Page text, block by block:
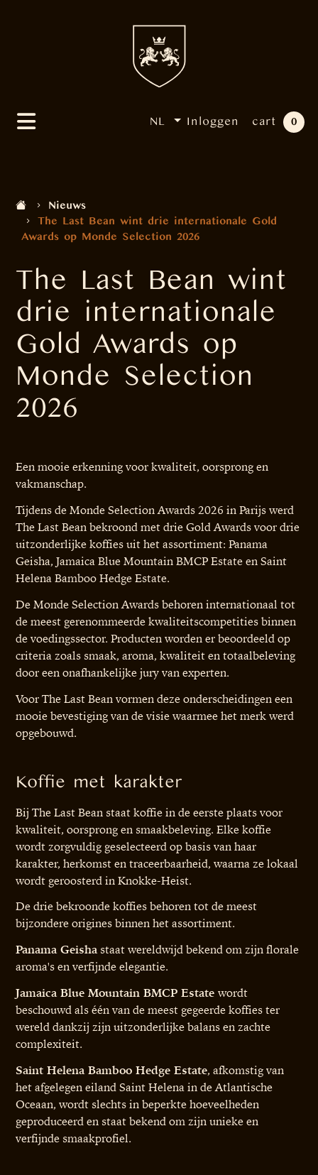
NL Inloggen cart 0
Nieuws
The Last Bean wint drie internationale Gold
Awards op Monde Selection 2026
The Last Bean wint
drie internationale
Gold Awards op
Monde Selection
2026
Een mooie erkenning voor kwaliteit, oorsprong en
vakmanschap.
Tijdens de Monde Selection Awards 2026 in Parijs werd
The Last Bean bekroond met drie Gold Awards voor drie
uitzonderlijke koffies uit het assortiment: Panama
Geisha, Jamaica Blue Mountain BMCP Estate en Saint
Helena Bamboo Hedge Estate.
De Monde Selection Awards behoren internationaal tot
de meest gerenommeerde kwaliteitscompetities binnen
de voedingssector. Producten worden er beoordeeld op
criteria zoals smaak, aroma, kwaliteit en totaalbeleving
door een onafhankelijke jury van experten.
Voor The Last Bean vormen deze onderscheidingen een
mooie bevestiging van de visie waarmee het merk werd
opgebouwd.
Koffie met karakter
Bij The Last Bean staat koffie in de eerste plaats voor
kwaliteit, oorsprong en smaakbeleving. Elke koffie
wordt zorgvuldig geselecteerd op basis van haar
karakter, herkomst en traceerbaarheid, waarna ze lokaal
wordt geroosterd in Knokke-Heist.
De drie bekroonde koffies behoren tot de meest
bijzondere origines binnen het assortiment.
Panama Geishastaat wereldwijd bekend om zijn florale
aroma's en verfijnde elegantie.
Jamaica Blue Mountain BMCP Estate wordt
beschouwd als één van de meest gegeerde koffies ter
wereld dankzij zijn uitzonderlijke balans en zachte
complexiteit.
Saint Helena Bamboo Hedge Estate, afkomstig van
het afgelegen eiland Saint Helena in de Atlantische
Oceaan, wordt slechts in beperkte hoeveelheden
geproduceerd en staat bekend om zijn unieke en
verfijnde smaakprofiel.